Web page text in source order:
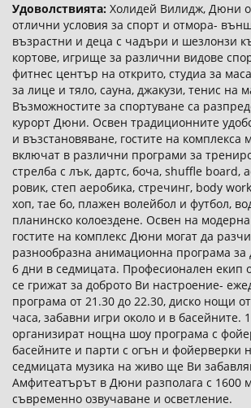
Удоволствията: Холидей Вилидж, Дюни
отлични условия за спорт и отмора-
възрастни и деца с чадъри и шезлонзи
кортове, игрище за различни видове
фитнес център на открито, студиа за
за лице и тяло, сауна, джакузи, тенис на
Възможностите за спортуване са
курорт Дюни. Освен традиционните
и възстановяване, гостите на комплекса
включат в различни програми за
стрелба с лък, дартс, боча, shuffle board,
ровик, степ аеробика, стречинг, body
хоп, тае бо, плажен волейбол и футбол,
планинско колоездене. Освен на
гостите на комплекс Дюни могат да
разнообразна анимационна програма за
6 дни в седмицата. Професионален екип
се грижат за доброто Ви настроение-
програма от 21.30 до 22.30, диско нощи
часа, забавни игри около и в басейните.
организират нощна шоу програма с
басейните и парти с огън и фойерверки
седмицата музика на живо ще Ви
Амфитеатърът в Дюни разполага с 1600
съвременно озвучаване и осветление.